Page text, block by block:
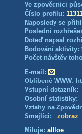
Ve zpovědnici
Číslo profilu:
Naposledy se
Poslední
Doteď napsal
Bodování aktivity:
Počet návštěv
E-mail:
Oblíbené WWW:
Vstupní
Osobní
Vztahy na
Smajlíci: zobraz
Miluje: allloe